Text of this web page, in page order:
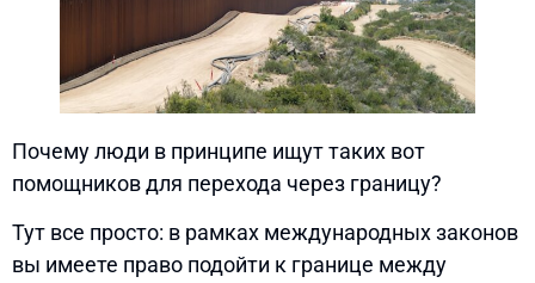
Почему люди в принципе ищут таких вот
помощников для перехода через границу?
Тут все просто: в рамках международных законов
вы имеете право подойти к границе между